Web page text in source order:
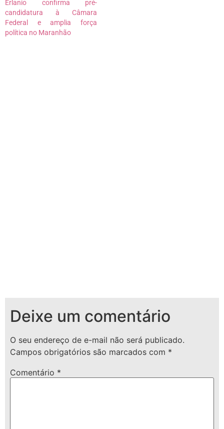
Erlanio confirma pré-
candidatura à Câmara
Federal e amplia força
política no Maranhão
Deixe um comentário
O seu endereço de e-mail não será publicado.
Campos obrigatórios são marcados com *
Comentário *